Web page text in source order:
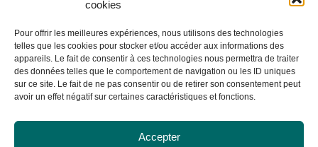
cookies
Pour offrir les meilleures expériences, nous utilisons des technologies
telles que les cookies pour stocker et/ou accéder aux informations des
appareils. Le fait de consentir à ces technologies nous permettra de traiter
des données telles que le comportement de navigation ou les ID uniques
sur ce site. Le fait de ne pas consentir ou de retirer son consentement peut
avoir un effet négatif sur certaines caractéristiques et fonctions.
Accepter